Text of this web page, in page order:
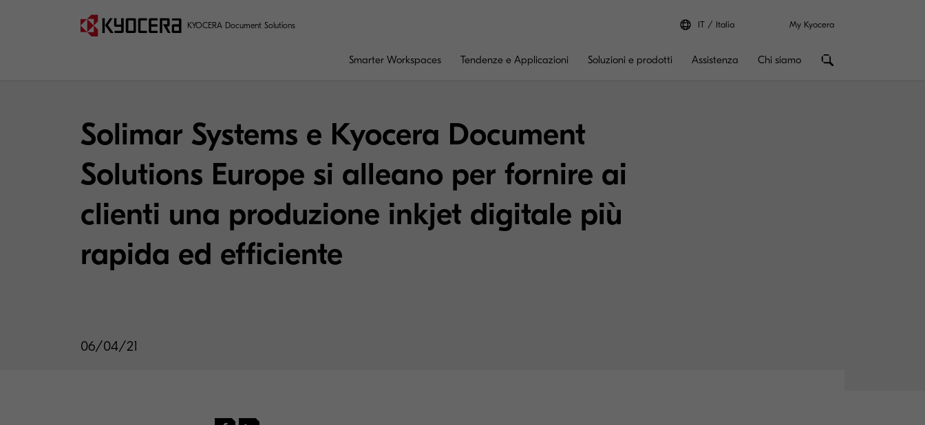
KYOCERA Document Solutions IT Italia My Kyocera
Smarter Workspaces Tendenze e Applicazioni Soluzioni e prodotti Assistenza Chi siamo
Solimar Systems e Kyocera Document
Solutions Europe si alleano per fornire ai
clienti una produzione inkjet digitale più
rapida ed efficiente
06/04/21